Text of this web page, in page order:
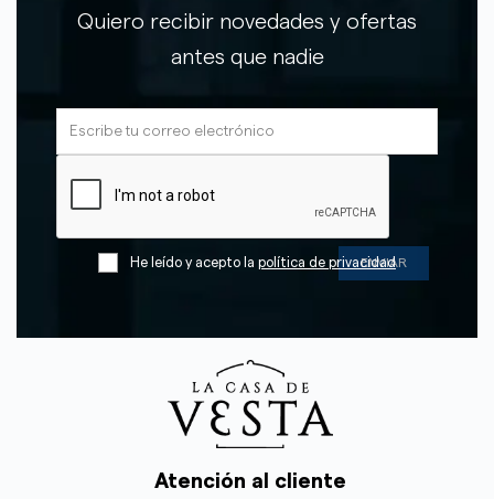
Quiero recibir novedades y ofertas
antes que nadie
He leído y acepto la política de privacidad
Atención al cliente